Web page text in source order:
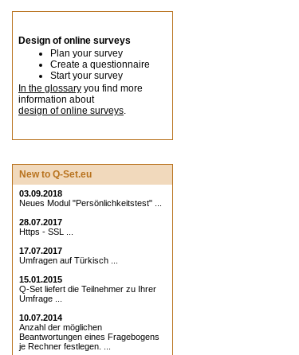
Design of online surveys
Plan your survey
Create a questionnaire
Start your survey
In the glossary you find more
information about
design of online surveys.
New to Q-Set.eu
03.09.2018
Neues Modul "Persönlichkeitstest" ...
28.07.2017
Https - SSL ...
17.07.2017
Umfragen auf Türkisch ...
15.01.2015
Q-Set liefert die Teilnehmer zu Ihrer
Umfrage ...
10.07.2014
Anzahl der möglichen
Beantwortungen eines Fragebogens
je Rechner festlegen. ...